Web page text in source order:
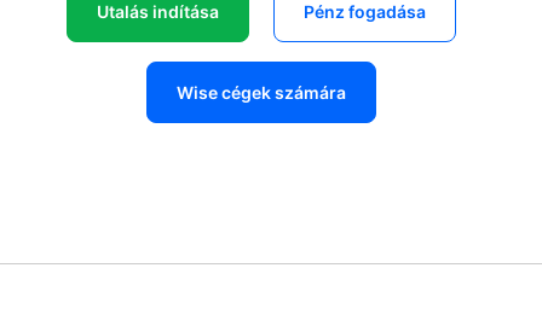
Utalás indítása Pénz fogadása
Wise cégek számára